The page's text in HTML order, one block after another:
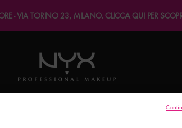
- VIA TORINO 23, MILANO. CLICCA QUI PER